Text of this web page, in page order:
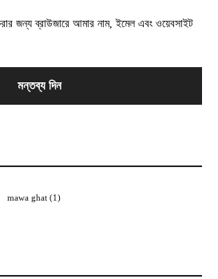
জন্য ব্রাউজারে আমার নাম, ইমেল এবং ওয়েবসাইট
mawa ghat (1)